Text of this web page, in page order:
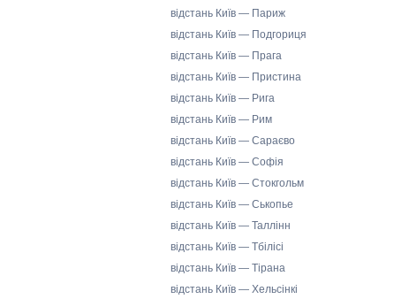
відстань Київ — Париж
відстань Київ — Подгориця
відстань Київ — Прага
відстань Київ — Пристина
відстань Київ — Рига
відстань Київ — Рим
відстань Київ — Сараєво
відстань Київ — Софія
відстань Київ — Стокгольм
відстань Київ — Ськопье
відстань Київ — Таллінн
відстань Київ — Тбілісі
відстань Київ — Тірана
відстань Київ — Хельсінкі